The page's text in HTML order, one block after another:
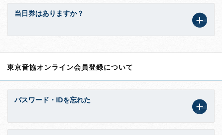
当日券はありますか？
東京音協オンライン会員登録について
パスワード・IDを忘れた